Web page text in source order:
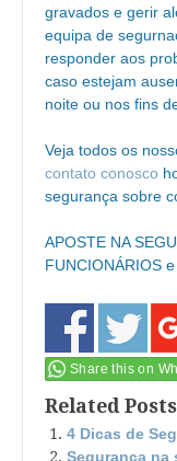
gravados e gerir
equipa de
responder aos
caso estejam
noite ou nos fins
Veja todos os
contato conosco
segurança sobre
APOSTE NA
FUNCIONÁRIOS
Share this on
Related
4 Dicas de
Segurança na